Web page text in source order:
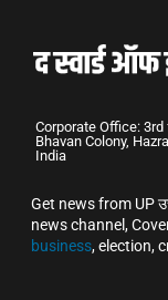
Corporate Office:
Bhavan Colony,
India
Get news from UP
news channel,
business, election,